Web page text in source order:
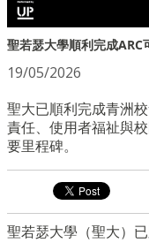
聖若瑟大學順利完成ARC
19/05/2026
聖大已順利完成青洲
責任、使用者福祉與
要里程碑。
聖若瑟大學（聖大）